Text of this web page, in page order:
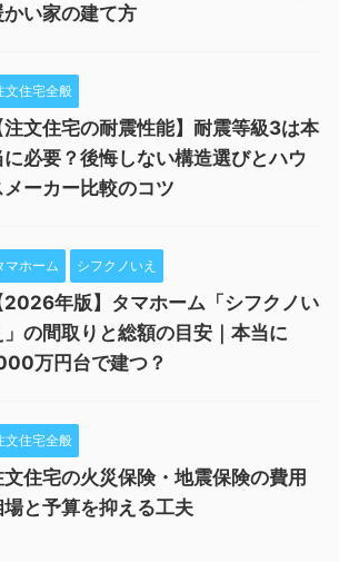
かい家の建て方
文住宅全般
注文住宅の耐震性能】耐震等級3は本
に必要？後悔しない構造選びとハウ
メーカー比較のコツ
マホーム シフクノいえ
2026年版】タマホーム「シフクノい
」の間取りと総額の目安｜本当に
万円台で建つ？
文住宅全般
文住宅の火災保険・地震保険の費用
場と予算を抑える工夫